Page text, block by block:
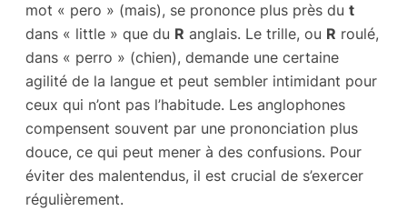
mot « pero » (mais), se prononce plus près du t
dans « little » que du R anglais. Le trille, ou R roulé,
dans « perro » (chien), demande une certaine
agilité de la langue et peut sembler intimidant pour
ceux qui n’ont pas l’habitude. Les anglophones
compensent souvent par une prononciation plus
douce, ce qui peut mener à des confusions. Pour
éviter des malentendus, il est crucial de s’exercer
régulièrement.